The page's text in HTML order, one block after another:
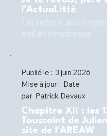
l'ActuaLitté
Publié le : 3 juin 2026
Mise à jour : Date
par Patrick Devaux
Chapitre XII : les
Toussaint de
site de l'AREAW